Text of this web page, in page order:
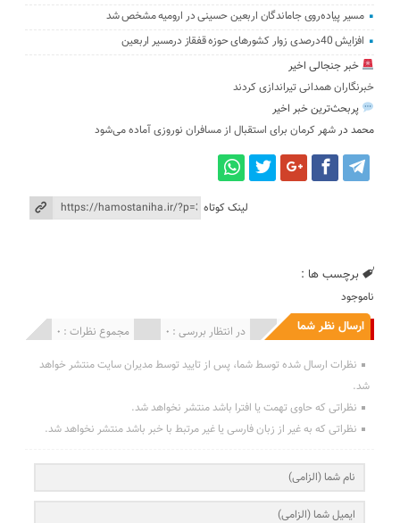
مسیر پیاده‌روی جاماندگان اربعین حسینی در ارومیه مشخص شد
افزایش 40درصدی زوار کشورهای حوزه قفقاز درمسیر اربعین
خبر جنجالی اخیر
خبرنگاران همدانی تیراندازی کردند
پربحث‌ترین خبر اخیر
محمد درشهر کرمان برای استقبال از مسافران نوروزی آماده می‌شود
لینک کوتاه
برچسب ها :
ناموجود
ارسال نظر شما مجموع نظرات : 0 در انتظار بررسی : 0 انتشار یافته : 0
نظرات ارسال شده توسط شما، پس از تایید توسط مدیران سایت منتشر خواهد
شد.
نظراتی که حاوی تهمت یا افترا باشد منتشر نخواهد شد.
نظراتی که به غیر از زبان فارسی یا غیر مرتبط با خبر باشد منتشر نخواهد شد.